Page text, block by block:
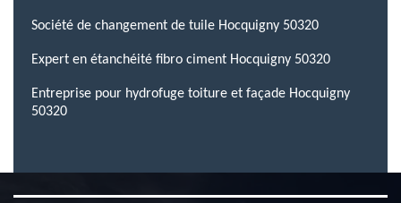
Société de changement de tuile Hocquigny 50320
Expert en étanchéité fibro ciment Hocquigny 50320
Entreprise pour hydrofuge toiture et façade Hocquigny
50320